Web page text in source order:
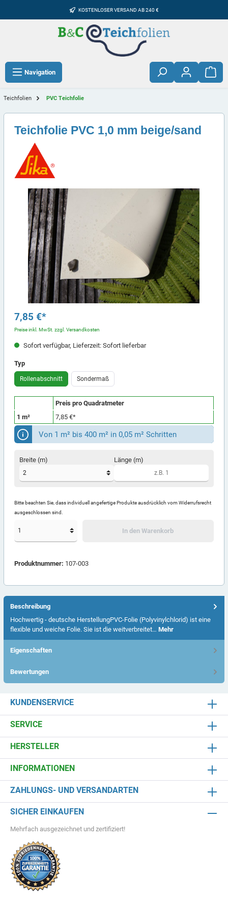
KOSTENLOSER VERSAND AB 240 €
Navigation
Teichfolien PVC Teichfolie
Teichfolie PVC 1,0 mm beige/sand
7,85 €*
Preise inkl. MwSt. zzgl. Versandkosten
Sofort verfügbar, Lieferzeit: Sofort lieferbar
Typ
Rollenabschnitt Sondermaß
Preis pro Quadratmeter
1 m²
7,85 €*
Von 1 m² bis 400 m² in 0,05 m² Schritten
Breite (m) Länge (m)
Bitte beachten Sie, dass individuell angefertige Produkte ausdrücklich vom Widerrufsrecht
ausgeschlossen sind.
In den Warenkorb
Produktnummer: 107-003
Beschreibung
Hochwertig - deutsche HerstellungPVC-Folie (Polyvinylchlorid) ist eine
flexible und weiche Folie. Sie ist die weitverbreitet… Mehr
Eigenschaften
Bewertungen
KUNDENSERVICE
SERVICE
HERSTELLER
INFORMATIONEN
ZAHLUNGS- UND VERSANDARTEN
SICHER EINKAUFEN
Mehrfach ausgezeichnet und zertifiziert!